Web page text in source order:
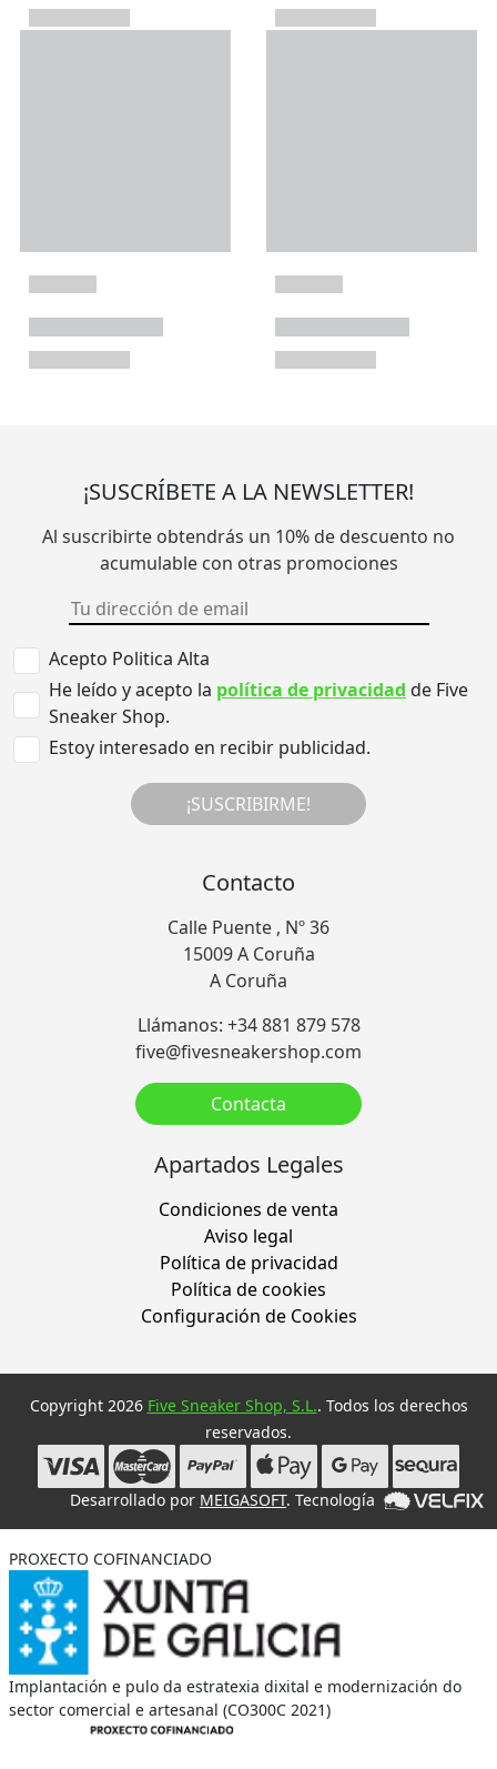
¡SUSCRÍBETE A LA NEWSLETTER!
Al suscribirte obtendrás un 10% de descuento no
acumulable con otras promociones
Acepto Politica Alta
He leído y acepto la política de privacidad de Five
Sneaker Shop.
Estoy interesado en recibir publicidad.
¡SUSCRIBIRME!
Contacto
Calle Puente , Nº 36
15009 A Coruña
A Coruña
Llámanos: +34 881 879 578
five@fivesneakershop.com
Contacta
Apartados Legales
Condiciones de venta
Aviso legal
Política de privacidad
Política de cookies
Configuración de Cookies
Copyright 2026 Five Sneaker Shop, S.L.. Todos los derechos
reservados.
Desarrollado por MEIGASOFT. Tecnología
PROXECTO COFINANCIADO
Implantación e pulo da estratexia dixital e modernización do
sector comercial e artesanal (CO300C 2021)